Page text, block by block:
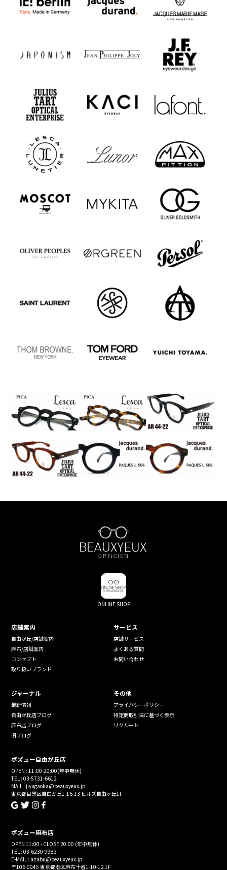
ONLINE SHOP
店舗案内
自由が丘/店舗案内
麻布/店舗案内
コンセプト
取り扱いブランド
サービス
店舗サービス
よくある質問
お問い合わせ
ジャーナル
最新情報
自由が丘店ブログ
麻布店ブログ
旧ブログ
その他
プライバシーポリシー
特定商取引法に基づく表示
リクルート
ボズュー自由が丘店
OPEN : 11:00-20:00(年中無休)
TEL : 03-5731-6612
MAIL : jiyugaoka@beauxyeux.jp
東京都目黒区自由が丘1-16-13 ヒルズ自由ヶ丘1F
ボズュー麻布店
OPEN 11:00 - CLOSE 20:00 (年中無休)
TEL : 03-6230-9983
E-MAIL : azabu@beauxyeux.jp
〒106-0045 東京都港区麻布十番1-10-12 1F